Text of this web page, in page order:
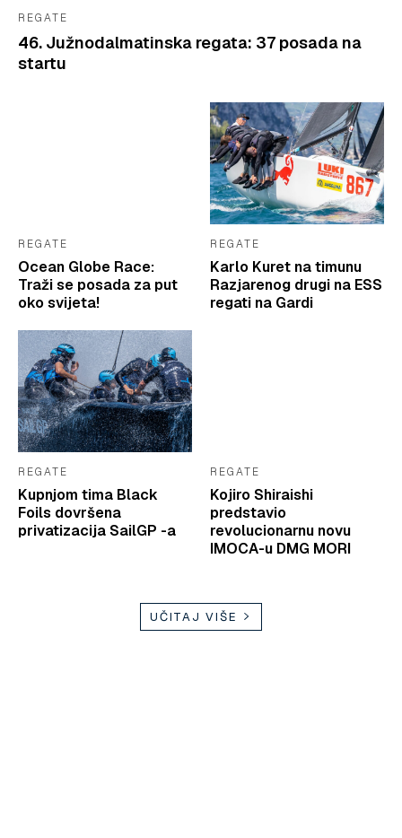
REGATE
46. Južnodalmatinska regata: 37 posada na
startu
REGATE
Ocean Globe Race:
Traži se posada za put
oko svijeta!
REGATE
Karlo Kuret na timunu
Razjarenog drugi na ESS
regati na Gardi
REGATE
Kupnjom tima Black
Foils dovršena
privatizacija SailGP -a
REGATE
Kojiro Shiraishi
predstavio
revolucionarnu novu
IMOCA-u DMG MORI
UČITAJ VIŠE